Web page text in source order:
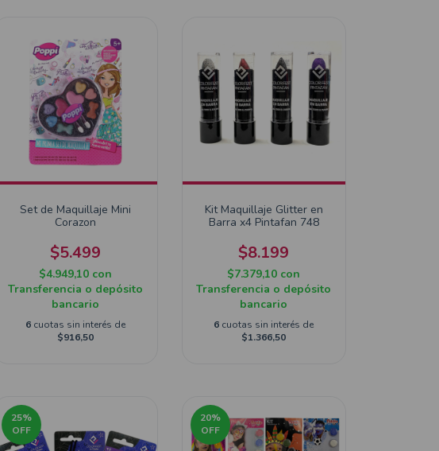
Set de Maquillaje Mini
Corazon
$5.499
$4.949,10 con
Transferencia o depósito
bancario
6 cuotas sin interés de
$916,50
Kit Maquillaje Glitter en
Barra x4 Pintafan 748
$8.199
$7.379,10 con
Transferencia o depósito
bancario
6 cuotas sin interés de
$1.366,50
25%
OFF
20%
OFF